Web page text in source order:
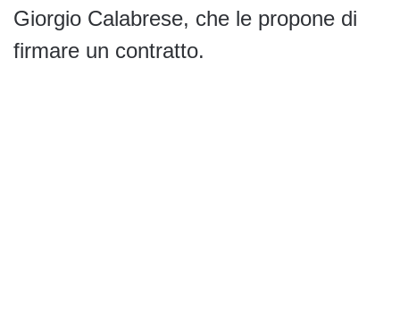
Giorgio Calabrese, che le propone di
firmare un contratto.